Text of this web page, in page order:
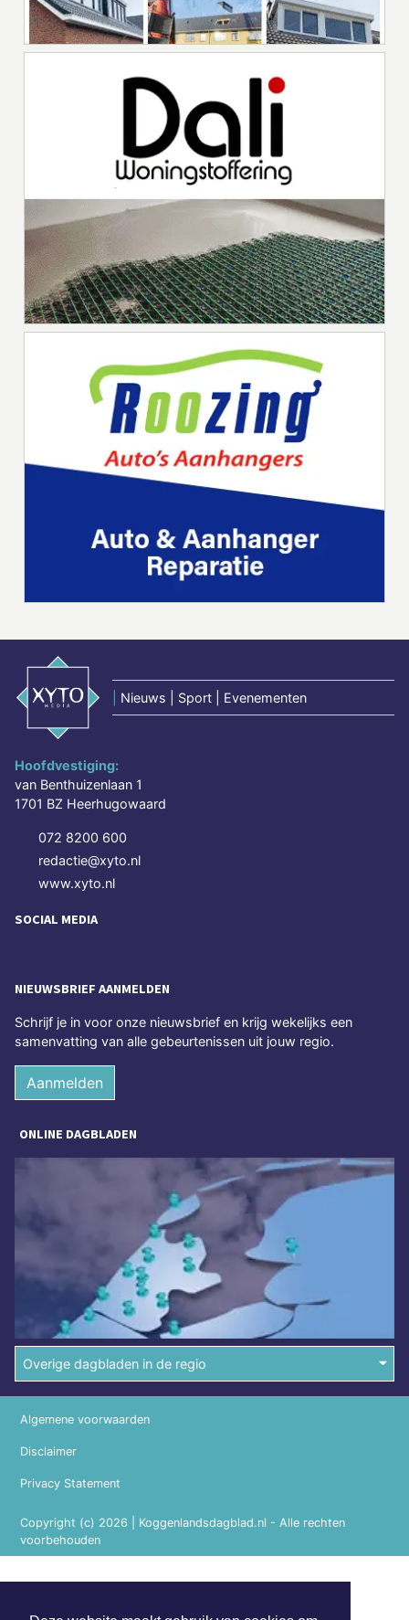
Nieuws | Sport | Evenementen
Hoofdvestiging:
van Benthuizenlaan 1
1701 BZ Heerhugowaard
072 8200 600
redactie@xyto.nl
www.xyto.nl
SOCIAL MEDIA
NIEUWSBRIEF AANMELDEN
Schrijf je in voor onze nieuwsbrief en krijg wekelijks een
samenvatting van alle gebeurtenissen uit jouw regio.
Aanmelden
ONLINE DAGBLADEN
Overige dagbladen in de regio
Copyright (c) 2026 | Koggenlandsdagblad.nl - Alle rechten
voorbehouden
Algemene voorwaarden
Disclaimer
Privacy Statement